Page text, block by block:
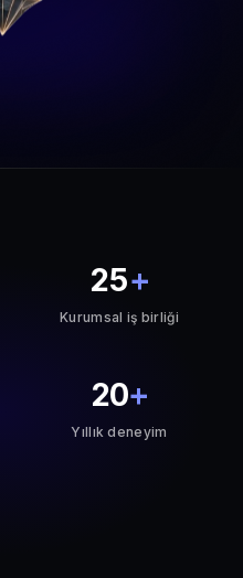
25+
Kurumsal iş birliği
20+
Yıllık deneyim